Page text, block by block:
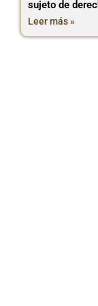
sujeto de
Leer más »